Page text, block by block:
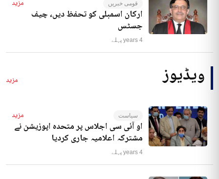
قومی خبریں مزید
ارکان اسمبلی کو تحفظ دیں، چیف
جسٹس
4 years پہلے
ویڈیوز مزید
سیاست مزید
او آئی سی اجلاس پر متحدہ اپوزیشن نے
مشترکہ اعلامیہ جاری کردیا
4 years پہلے